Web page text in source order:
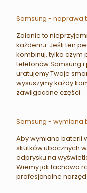
Samsung - naprawa
Zalanie to
każdemu. Jeśli ten
kombinuj, tylko czym
telefonów Samsung i
uratujemy Twoje
wysuszymy każdy
zawilgocone części.
Samsung - wymiana
Aby wymiana baterii
skutków ubocznych
odprysku na
Wiemy jak fachowo
profesjonalne